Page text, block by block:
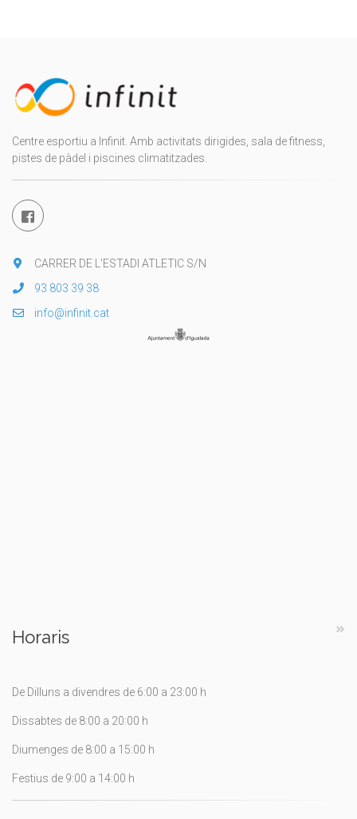
Centre esportiu a Infinit. Amb activitats dirigides, sala de fitness,
pistes de pàdel i piscines climatitzades.
CARRER DE L'ESTADI ATLETIC S/N
93 803 39 38
info@infinit.cat
Horaris
De Dilluns a divendres de 6:00 a 23:00 h
Dissabtes de 8:00 a 20:00 h
Diumenges de 8:00 a 15:00 h
Festius de 9:00 a 14:00 h